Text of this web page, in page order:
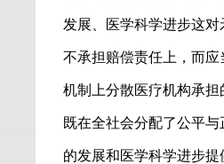
发展、医学科学进步这
不承担赔偿责任上，而
机制上分散医疗机构承
既在全社会分配了公平
的发展和医学科学进步